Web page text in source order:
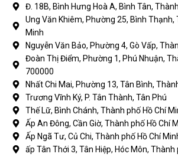
Đ. 18B, Bình Hưng Hoà A, Bình Tân,
Ung Văn Khiêm, Phường 25, Bình Thạnh,
Minh
Nguyễn Văn Bảo, Phường 4, Gò Vấp,
Đoàn Thị Điểm, Phường 1, Phú Nhuận,
700000
Nhất Chi Mai, Phường 13, Tân Bình,
Trương Vĩnh Ký, P. Tân Thành, Tân Phú
Thế Lữ, Bình Chánh, Thành phố Hồ Chí
Ấp An Đông, Cần Giờ, Thành phố Hồ Chí
Ấp Ngã Tư, Củ Chi, Thành phố Hồ Chí
ấp Tân Thới 3, Tân Hiệp, Hóc Môn, Thành